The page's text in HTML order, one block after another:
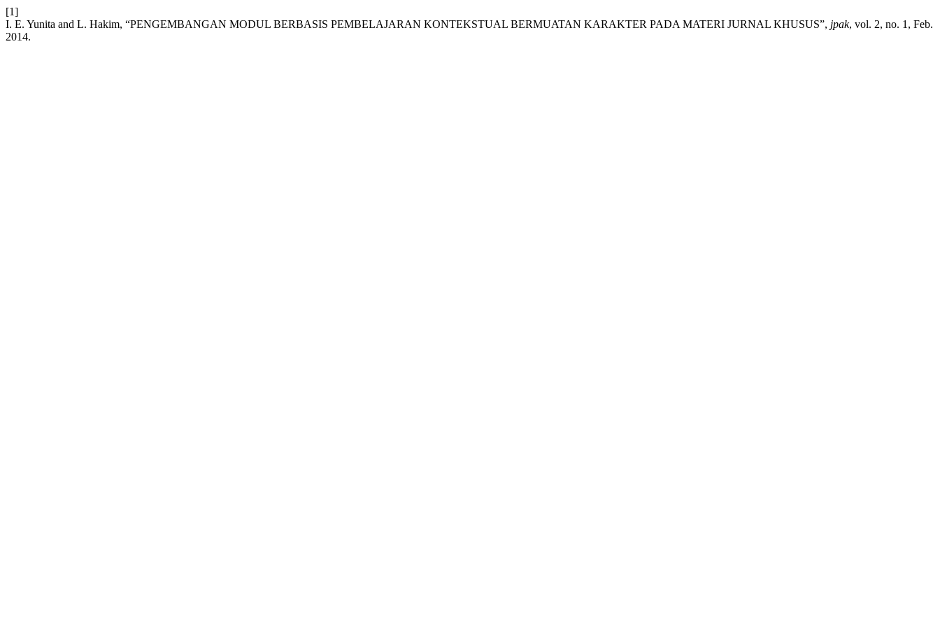
[1]
I. E. Yunita and L. Hakim, “PENGEMBANGAN MODUL BERBASIS PEMBELAJARAN KONTEKSTUAL BERMUATAN KARAKTER PADA MATERI JURNAL KHUSUS”, jpak, vol. 2, no. 1, Feb.
2014.